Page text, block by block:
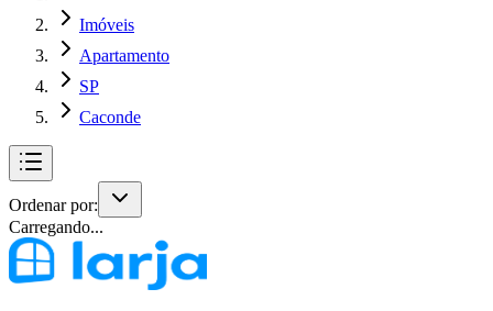
Imóveis
Apartamento
SP
Caconde
Ordenar por:
Carregando...